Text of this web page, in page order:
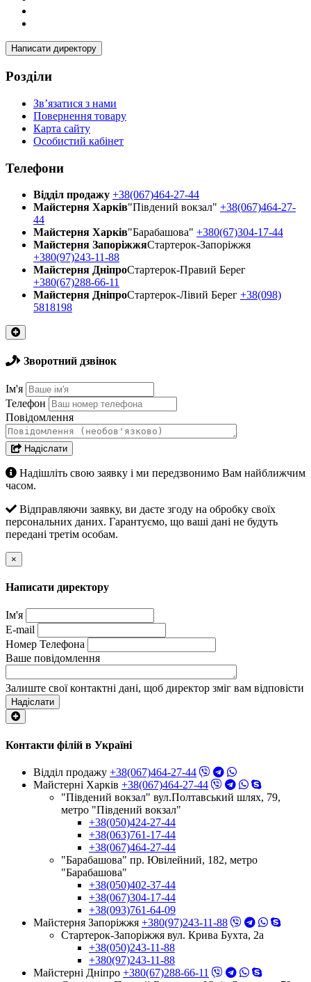
Написати директору
Розділи
Зв’язатися з нами
Повернення товару
Карта сайту
Особистий кабінет
Телефони
Відділ продажу +38(067)464-27-44
Майстерня Харків"Південий вокзал" +38(067)464-27-
44
Майстерня Харків"Барабашова" +380(67)304-17-44
Майстерня ЗапоріжжяСтартерок-Запоріжжя
+380(97)243-11-88
Майстерня ДнiпроСтартерок-Правий Берег
+380(67)288-66-11
Майстерня ДнiпроСтартерок-Лівий Берег +38(098)
5818198
Зворотний дзвінок
Ім'я
Телефон
Повідомлення
Надіслати
Надішліть свою заявку і ми передзвонимо Вам найближчим
часом.
Відправляючи заявку, ви даєте згоду на обробку своїх
персональних даних. Гарантуємо, що ваші дані не будуть
передані третім особам.
×
Написати директору
Ім'я
E-mail
Номер Телефона
Ваше повідомлення
Залиште свої контактні дані, щоб директор зміг вам відповісти
Надіслати
Контакти філій в Україні
Відділ продажу +38(067)464-27-44
Майстерні Харків +38(067)464-27-44
"Південий вокзал" вул.Полтавський шлях, 79,
метро "Південий вокзал"
+38(050)424-27-44
+38(063)761-17-44
+38(067)464-27-44
"Барабашова" пр. Ювілейний, 182, метро
"Барабашова"
+38(050)402-37-44
+38(067)304-17-44
+38(093)761-64-09
Майстерня Запоріжжя +380(97)243-11-88
Стартерок-Запоріжжя вул. Крива Бухта, 2а
+38(050)243-11-88
+380(97)243-11-88
Майстерні Днiпро +380(67)288-66-11